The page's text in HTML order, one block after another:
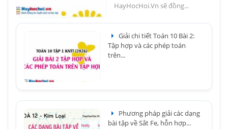
HayHocHoi.Vn sẽ đồng...
Giải chi tiết Toán 10 Bài 2:
Tập hợp và các phép toán
trên...
Phương pháp giải các dạng
bài tập về Sắt Fe, hỗn hợp...